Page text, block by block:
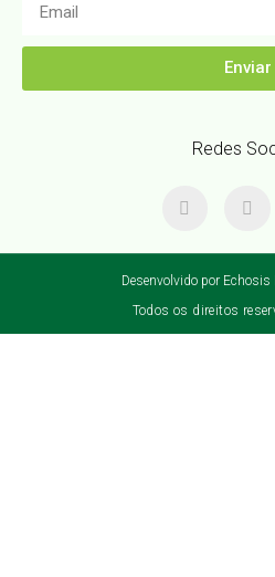
Enviar
Redes
Desenvolvido por Echosis
Todos os direitos